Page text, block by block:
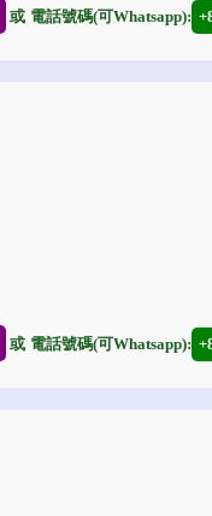
或 電話號碼(可Whatsapp):
或 電話號碼(可Whatsapp):